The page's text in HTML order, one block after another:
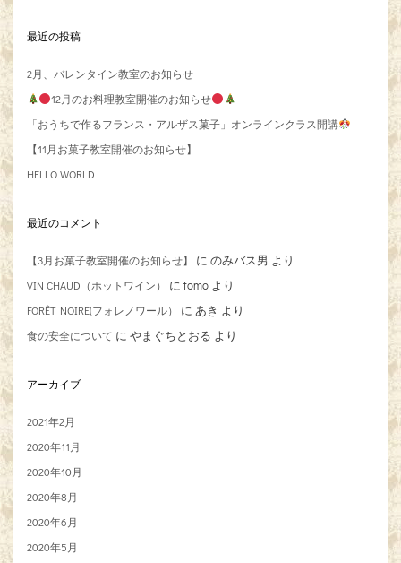
最近の投稿
2月、バレンタイン教室のお知らせ
12月のお料理教室開催のお知らせ
「おうちで作るフランス・アルザス菓子」オンラインクラス開講
【11月お菓子教室開催のお知らせ】
HELLO WORLD
最近のコメント
【3月お菓子教室開催のお知らせ】 に のみバス男 より
VIN CHAUD（ホットワイン） に tomo より
FORÊT NOIRE(フォレノワール） に あき より
食の安全について に やまぐちとおる より
アーカイブ
2021年2月
2020年11月
2020年10月
2020年8月
2020年6月
2020年5月